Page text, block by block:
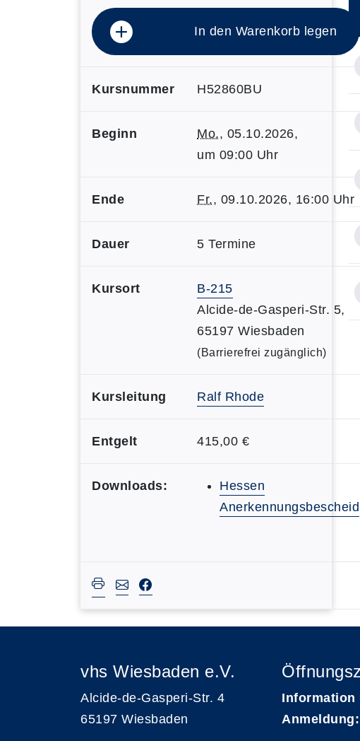
In den Warenkorb legen
Kursnummer H52860BU
Beginn Mo., 05.10.2026,
um 09:00 Uhr
Ende Fr., 09.10.2026, 16:00 Uhr
Dauer 5 Termine
Kursort
B-215
Alcide-de-Gasperi-Str. 5,
65197 Wiesbaden
(Barrierefrei zugänglich)
Kursleitung Ralf Rhode
Entgelt 415,00 €
Downloads:
Hessen
Anerkennungsbescheid
vhs Wiesbaden e.V.
Alcide-de-Gasperi-Str. 4
65197 Wiesbaden
Information
Anmeldung: